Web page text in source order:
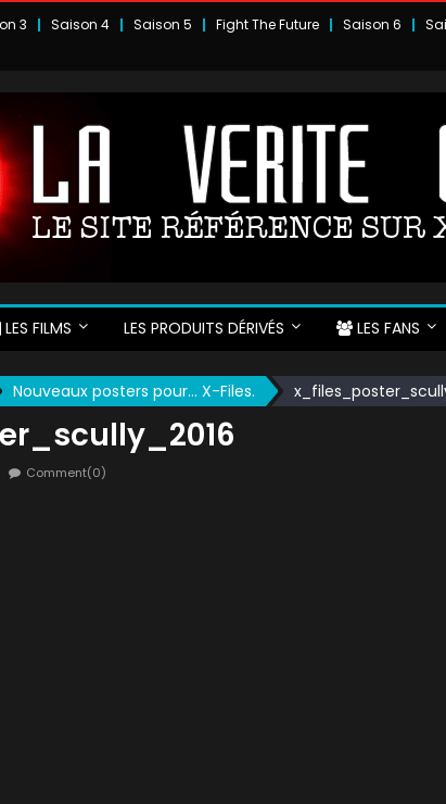
3 Saison 4 Saison 5 Fight The Future Saison 6
LES FILMS LES PRODUITS DÉRIVÉS LES FANS
Nouveaux posters pour… X-Files.
Comment(0)